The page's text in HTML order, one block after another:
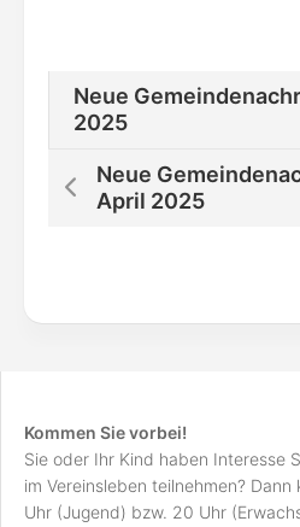
Neue
2025
Neue
April 2025
Kommen Sie vorbei!
Sie oder Ihr Kind haben Interesse
im Vereinsleben teilnehmen?
Uhr (Jugend) bzw. 20 Uhr